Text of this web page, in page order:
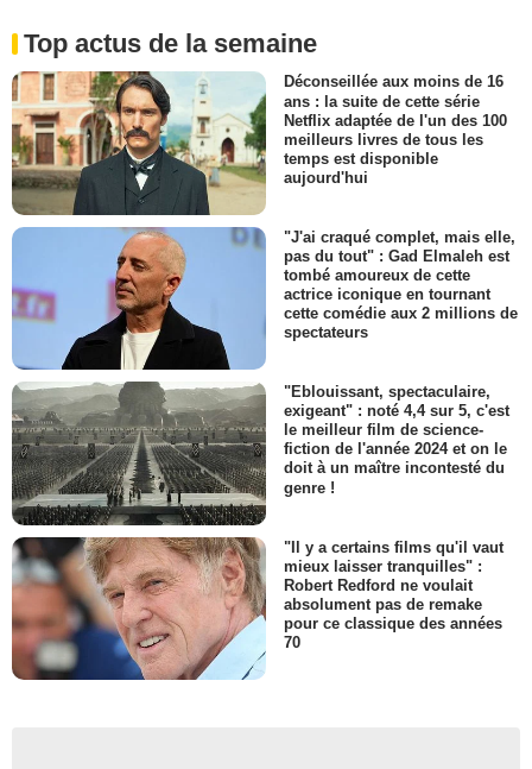
Top actus de la semaine
Déconseillée aux moins de 16
ans : la suite de cette série
Netflix adaptée de l'un des 100
meilleurs livres de tous les
temps est disponible
aujourd'hui
"J'ai craqué complet, mais elle,
pas du tout" : Gad Elmaleh est
tombé amoureux de cette
actrice iconique en tournant
cette comédie aux 2 millions de
spectateurs
"Eblouissant, spectaculaire,
exigeant" : noté 4,4 sur 5, c'est
le meilleur film de science-
fiction de l'année 2024 et on le
doit à un maître incontesté du
genre !
"Il y a certains films qu'il vaut
mieux laisser tranquilles" :
Robert Redford ne voulait
absolument pas de remake
pour ce classique des années
70